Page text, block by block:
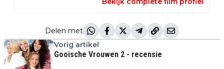
Delen met
Vorig artikel
Gooische Vrouwen 2 - recensie